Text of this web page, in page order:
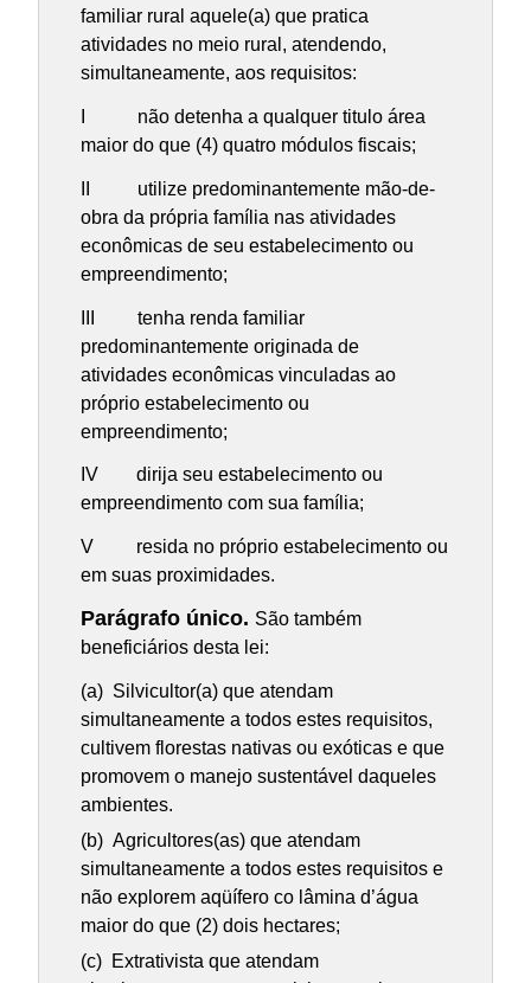
familiar rural aquele(a) que pratica
atividades no meio rural, atendendo,
simultaneamente, aos requisitos:
I não detenha a qualquer titulo área
maior do que (4) quatro módulos fiscais;
II utilize predominantemente mão-de-
obra da própria família nas atividades
econômicas de seu estabelecimento ou
empreendimento;
III tenha renda familiar
predominantemente originada de
atividades econômicas vinculadas ao
próprio estabelecimento ou
empreendimento;
IV dirija seu estabelecimento ou
empreendimento com sua família;
V resida no próprio estabelecimento ou
em suas proximidades.
Parágrafo único. São também
beneficiários desta lei:
(a) Silvicultor(a) que atendam
simultaneamente a todos estes requisitos,
cultivem florestas nativas ou exóticas e que
promovem o manejo sustentável daqueles
ambientes.
(b) Agricultores(as) que atendam
simultaneamente a todos estes requisitos e
não explorem aqüífero co lâmina d’água
maior do que (2) dois hectares;
(c) Extrativista que atendam